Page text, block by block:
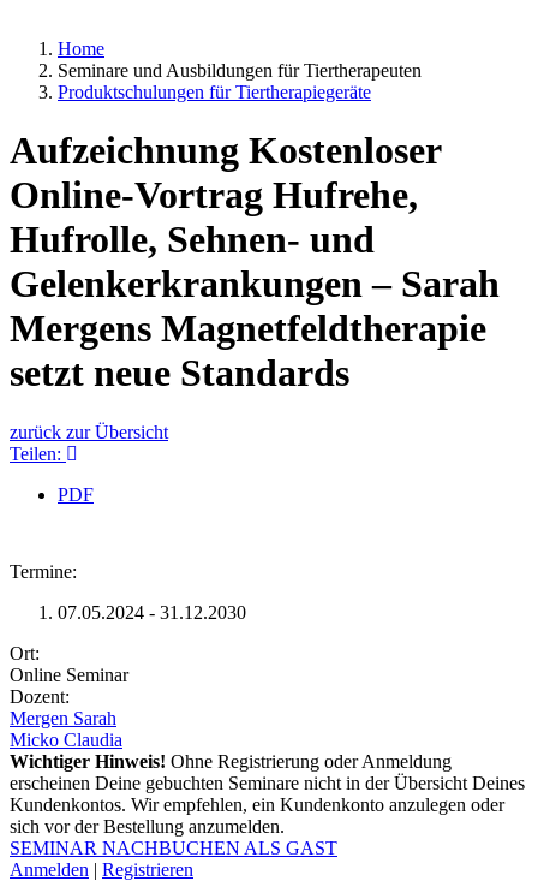
Home
Seminare und Ausbildungen für Tiertherapeuten
Produktschulungen für Tiertherapiegeräte
Aufzeichnung Kostenloser
Online-Vortrag Hufrehe,
Hufrolle, Sehnen- und
Gelenkerkrankungen – Sarah
Mergens Magnetfeldtherapie
setzt neue Standards
zurück zur Übersicht
Teilen:
PDF
Termine:
07.05.2024 - 31.12.2030
Ort:
Online Seminar
Dozent:
Mergen Sarah
Micko Claudia
Wichtiger Hinweis! Ohne Registrierung oder Anmeldung
erscheinen Deine gebuchten Seminare nicht in der Übersicht Deines
Kundenkontos. Wir empfehlen, ein Kundenkonto anzulegen oder
sich vor der Bestellung anzumelden.
SEMINAR NACHBUCHEN ALS GAST
Anmelden | Registrieren